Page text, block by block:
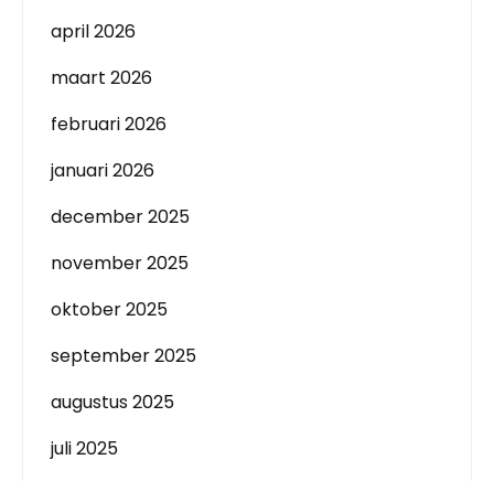
april 2026
maart 2026
februari 2026
januari 2026
december 2025
november 2025
oktober 2025
september 2025
augustus 2025
juli 2025